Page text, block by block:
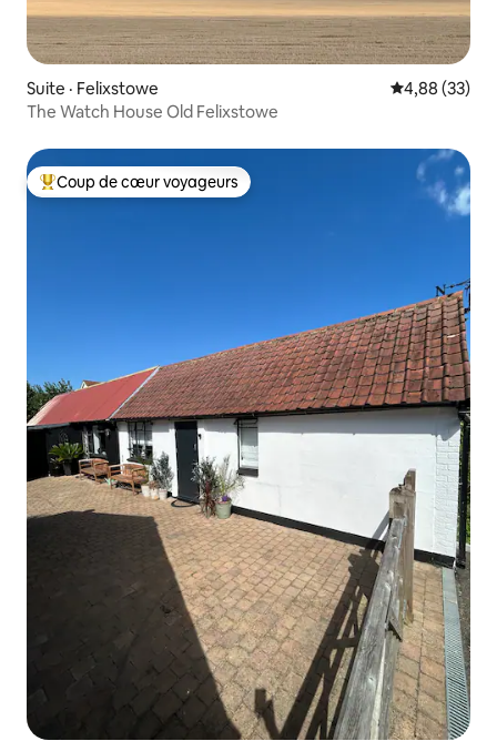
Suite · Felixstowe Note
4,88 (33)
The Watch House Old Felixstowe
Coup de cœur voyageurs parmi les plus aimés
Coup de cœur voyageurs